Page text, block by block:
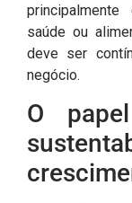
saúde ou
deve ser
negócio.
O